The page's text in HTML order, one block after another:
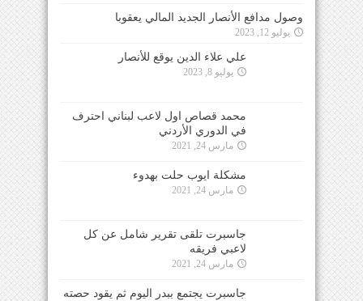
وصول مدافع الأنصار الجديد المالي يعقوبا
يوليو 12, 2023
علي علاء الدين يوقع للأنصار
يوليو 8, 2023
محمد قصاص اول لاعب لبناني احترف
في الدوري الأردني
مارس 24, 2021
مشكلة ايوب حلت بهدوء
مارس 24, 2021
جاسبرت تلقى تقرير شامل عن كل
لاعبي فريقه
مارس 24, 2021
جاسبرت يجتمع ببدر اليوم ثم يقود حصته